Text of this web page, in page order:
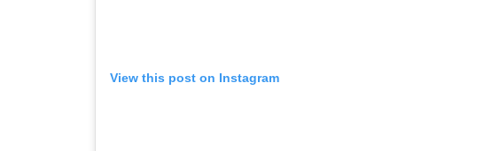
View this post on Instagram